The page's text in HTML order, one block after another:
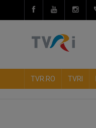
TVR.RO TVRI